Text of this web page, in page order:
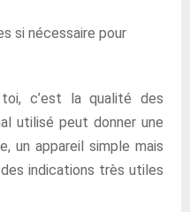
si nécessaire pour
c’est la qualité des
utilisé peut donner une
un appareil simple mais
indications très utiles